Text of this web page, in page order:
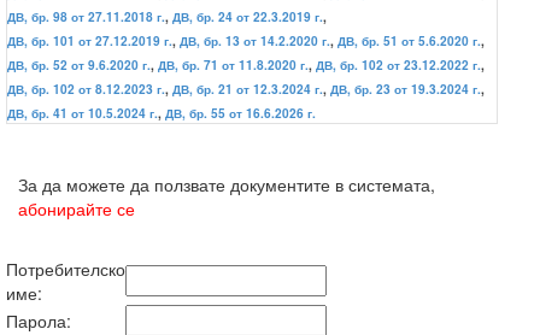
ДВ, бр. 98 от 27.11.2018 г., ДВ, бр. 24 от 22.3.2019 г.,
ДВ, бр. 101 от 27.12.2019 г., ДВ, бр. 13 от 14.2.2020 г., ДВ, бр. 51 от 5.6.2020 г.,
ДВ, бр. 52 от 9.6.2020 г., ДВ, бр. 71 от 11.8.2020 г., ДВ, бр. 102 от 23.12.2022 г.,
ДВ, бр. 102 от 8.12.2023 г., ДВ, бр. 21 от 12.3.2024 г., ДВ, бр. 23 от 19.3.2024 г.,
ДВ, бр. 41 от 10.5.2024 г., ДВ, бр. 55 от 16.6.2026 г.
За да можете да ползвате документите в системата,
абонирайте се
Потребителско
име:
Парола: